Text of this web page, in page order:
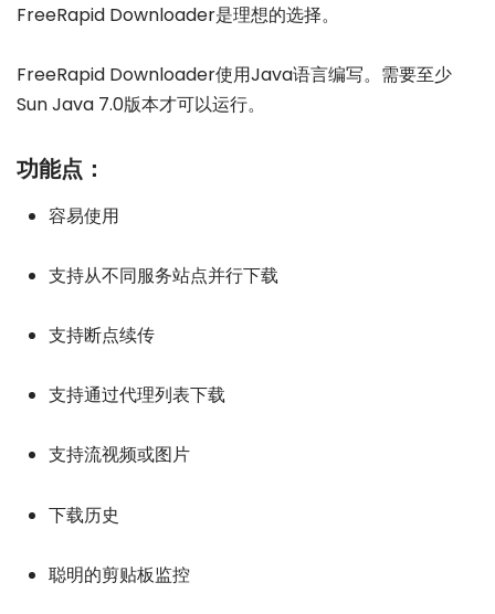
FreeRapid Downloader是理想的选择。
FreeRapid Downloader使用Java语言编写。需要至少
Sun Java 7.0版本才可以运行。
功能点：
容易使用
支持从不同服务站点并行下载
支持断点续传
支持通过代理列表下载
支持流视频或图片
下载历史
聪明的剪贴板监控